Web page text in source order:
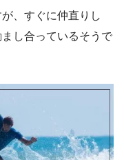
、すぐに仲直りし
し合っているそうで